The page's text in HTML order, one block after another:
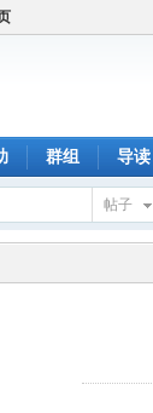
群组 导读
帖子